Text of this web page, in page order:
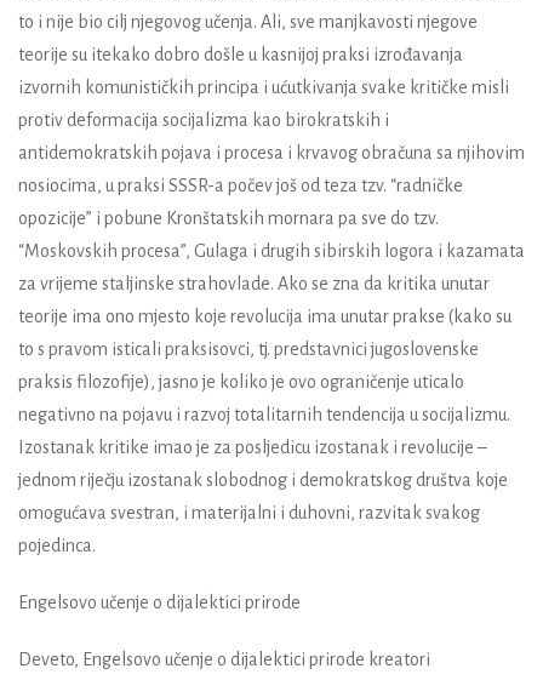
to i nije bio cilj njegovog učenja. Ali, sve manjkavosti njegove
teorije su itekako dobro došle u kasnijoj praksi izrođavanja
izvornih komunističkih principa i ućutkivanja svake kritičke misli
protiv deformacija socijalizma kao birokratskih i
antidemokratskih pojava i procesa i krvavog obračuna sa njihovim
nosiocima, u praksi SSSR-a počev još od teza tzv. “radničke
opozicije” i pobune Kronštatskih mornara pa sve do tzv.
“Moskovskih procesa”, Gulaga i drugih sibirskih logora i kazamata
za vrijeme staljinske strahovlade. Ako se zna da kritika unutar
teorije ima ono mjesto koje revolucija ima unutar prakse (kako su
to s pravom isticali praksisovci, tj. predstavnici jugoslovenske
praksis filozofije), jasno je koliko je ovo ograničenje uticalo
negativno na pojavu i razvoj totalitarnih tendencija u socijalizmu.
Izostanak kritike imao je za posljedicu izostanak i revolucije –
jednom riječju izostanak slobodnog i demokratskog društva koje
omogućava svestran, i materijalni i duhovni, razvitak svakog
pojedinca.
Engelsovo učenje o dijalektici prirode
Deveto, Engelsovo učenje o dijalektici prirode kreatori